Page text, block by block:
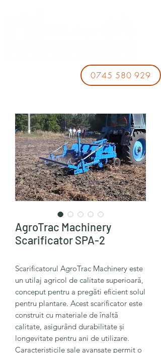
0745 580 929
AgroTrac Machinery
Scarificator SPA-2
Scarificatorul AgroTrac Machinery este
un utilaj agricol de calitate superioară,
conceput pentru a pregăti eficient solul
pentru plantare. Acest scarificator este
construit cu materiale de înaltă
calitate, asigurând durabilitate și
longevitate pentru ani de utilizare.
Caracteristicile sale avansate permit o